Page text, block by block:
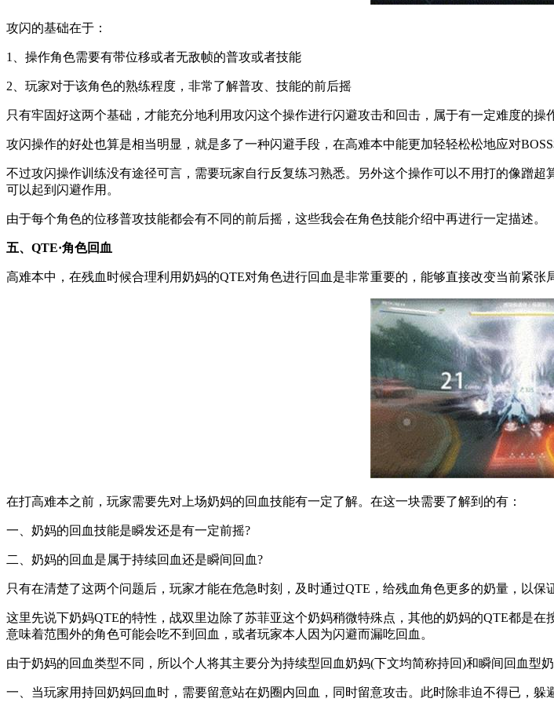
攻闪的基础在于：
1、操作角色需要有带位移或者无敌帧的普攻或者技能
2、玩家对于该角色的熟练程度，非常了解普攻、技能的前后摇
只有牢固好这两个基础，才能充分地利用攻闪这个操作进行闪避攻击和回击，属于有一定难度的操
攻闪操作的好处也算是相当明显，就是多了一种闪避手段，在高难本中能更加轻轻松松地应对
不过攻闪操作训练没有途径可言，需要玩家自行反复练习熟悉。另外这个操作可以不用打的像蹭
可以起到闪避作用。
由于每个角色的位移普攻技能都会有不同的前后摇，这些我会在角色技能介绍中再进行一定描述。
五、QTE·角色回血
高难本中，在残血时候合理利用奶妈的QTE对角色进行回血是非常重要的，能够直接改变当前紧张
在打高难本之前，玩家需要先对上场奶妈的回血技能有一定了解。在这一块需要了解到的有：
一、奶妈的回血技能是瞬发还是有一定前摇?
二、奶妈的回血是属于持续回血还是瞬间回血?
只有在清楚了这两个问题后，玩家才能在危急时刻，及时通过QTE，给残血角色更多的奶量，以保
这里先说下奶妈QTE的特性，战双里边除了苏菲亚这个奶妈稍微特殊点，其他的奶妈的QTE都是
意味着范围外的角色可能会吃不到回血，或者玩家本人因为闪避而漏吃回血。
由于奶妈的回血类型不同，所以个人将其主要分为持续型回血奶妈(下文均简称持回)和瞬间回血型
一、当玩家用持回奶妈回血时，需要留意站在奶圈内回血，同时留意攻击。此时除非迫不得已，